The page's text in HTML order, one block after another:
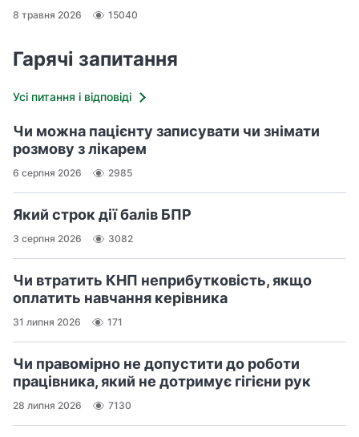
8 травня 2026 15040
Гарячі запитання
Усі питання і відповіді
Чи можна пацієнту записувати чи знімати
розмову з лікарем
6 серпня 2026 2985
Який строк дії балів БПР
3 серпня 2026 3082
Чи втратить КНП неприбутковість, якщо
оплатить навчання керівника
31 липня 2026 171
Чи правомірно не допустити до роботи
працівника, який не дотримує гігієни рук
28 липня 2026 7130